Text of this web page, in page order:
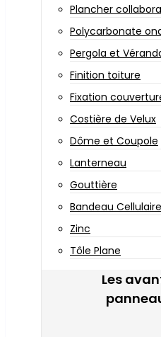
Plancher
Polycarbonate
Pergola et
Finition toiture
Fixation
Costière de Velux
Dôme et Coupole
Lanterneau
Gouttière
Bandeau Cellulaire
Zinc
Tôle Plane
Les